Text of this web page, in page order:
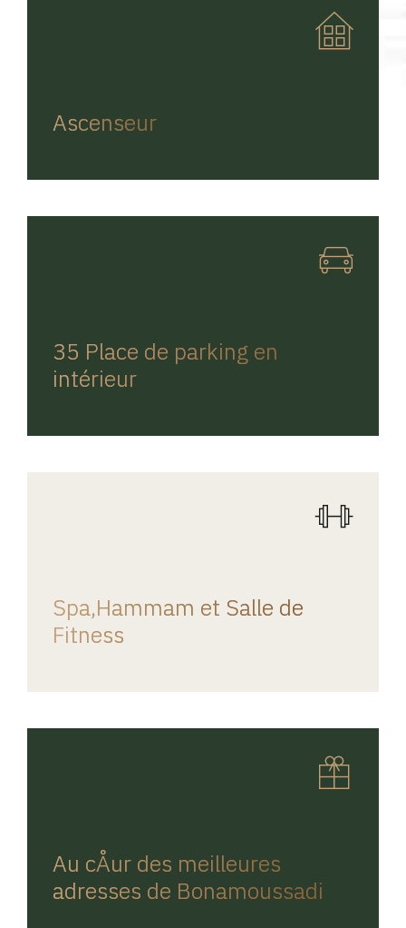
Ascenseur
35 Place de parking en
intérieur
Spa,Hammam et Salle de
Fitness
Au cÅur des meilleures
adresses de Bonamoussadi